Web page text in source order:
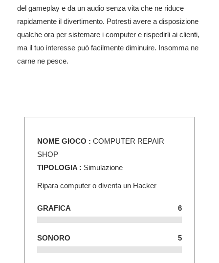
del gameplay e da un audio senza vita che ne riduce
rapidamente il divertimento. Potresti avere a disposizione
qualche ora per sistemare i computer e rispedirli ai clienti,
ma il tuo interesse può facilmente diminuire. Insomma ne
carne ne pesce.
NOME GIOCO : COMPUTER REPAIR
SHOP
TIPOLOGIA : Simulazione
Ripara computer o diventa un Hacker
GRAFICA 6
SONORO 5